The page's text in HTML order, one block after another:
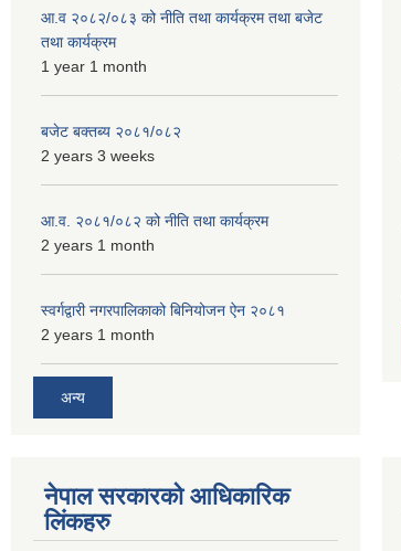
आ.व २०८२/०८३ को नीति तथा कार्यक्रम तथा बजेट
तथा कार्यक्रम
1 year 1 month
बजेट बक्तब्य २०८१/०८२
2 years 3 weeks
आ.व. २०८१/०८२ को नीति तथा कार्यक्रम
2 years 1 month
स्वर्गद्वारी नगरपालिकाको बिनियोजन ऐन २०८१
2 years 1 month
अन्य
नेपाल सरकारको आधिकारिक
लिंकहरु